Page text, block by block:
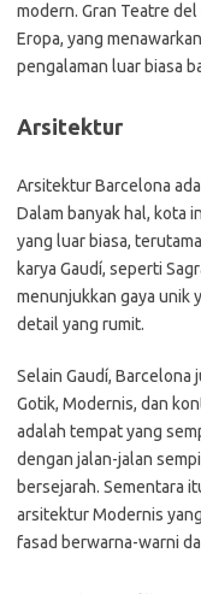
modern. Gran Teatre
Eropa, yang
pengalaman luar biasa
Arsitektur
Arsitektur Barcelona
Dalam banyak hal, kota
yang luar biasa,
karya Gaudí, seperti
menunjukkan gaya unik
detail yang rumit.
Selain Gaudí,
Gotik, Modernis, dan
adalah tempat yang
dengan jalan-jalan
bersejarah. Sementara
arsitektur Modernis
fasad berwarna-warni